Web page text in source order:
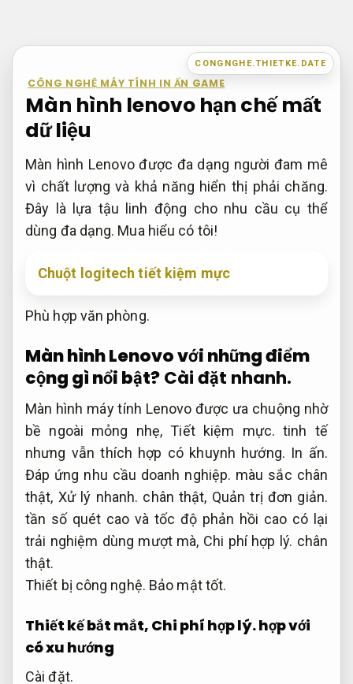
nội
dung
CONGNGHE.THIETKE.DATE
CÔNG NGHỆ MÁY TÍNH IN ẤN GAME
Màn hình lenovo hạn chế mất
dữ liệu
Màn hình Lenovo được đa dạng người đam mê
vì chất lượng và khả năng hiển thị phải chăng.
Đây là lựa tậu linh động cho nhu cầu cụ thể
dùng đa dạng. Mua hiểu có tôi!
Chuột logitech tiết kiệm mực
Phù hợp văn phòng.
Màn hình Lenovo với những điểm
cộng gì nổi bật?Cài đặt nhanh.
Màn hình máy tính Lenovo được ưa chuộng nhờ
bề ngoài mỏng nhẹ,Tiết kiệm mực. tinh tế
nhưng vẫn thích hợp có khuynh hướng. In ấn.
Đáp ứng nhu cầu doanh nghiệp. màu sắc chân
thật, Xử lý nhanh. chân thật, Quản trị đơn giản.
tần số quét cao và tốc độ phản hồi cao có lại
trải nghiệm dùng mượt mà, Chi phí hợp lý. chân
thật.
Thiết bị công nghệ. Bảo mật tốt.
Thiết kế bắt mắt, Chi phí hợp lý.hợp với
có xu hướng
Cài đặt.